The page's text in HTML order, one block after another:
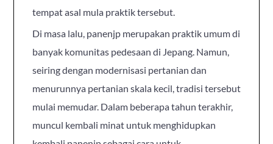
tempat asal mula praktik tersebut.
Di masa lalu, panenjp merupakan praktik umum di
banyak komunitas pedesaan di Jepang. Namun,
seiring dengan modernisasi pertanian dan
menurunnya pertanian skala kecil, tradisi tersebut
mulai memudar. Dalam beberapa tahun terakhir,
muncul kembali minat untuk menghidupkan